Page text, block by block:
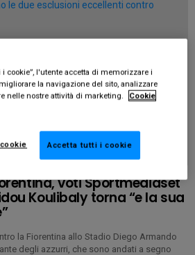
voti Sportmediaset
Koulibaly torna “e la sua
la Fiorentina allo Stadio Diego Armando
degli azzurri, che sono andati a segno
cookie”, l'utente accetta di memorizzare i
la navigazione del sito, analizzare
nelle nostre attività di marketing.
Cookie
Accetta tutti i cookie